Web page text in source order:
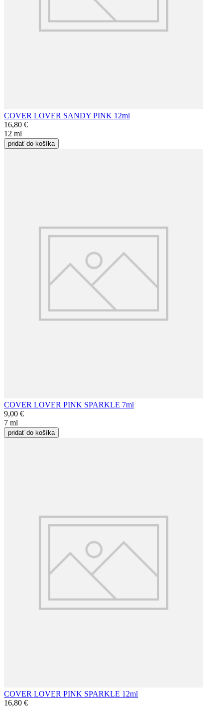
COVER LOVER SANDY PINK 12ml
16,80 €
12 ml
pridať do košíka
COVER LOVER PINK SPARKLE 7ml
9,00 €
7 ml
pridať do košíka
COVER LOVER PINK SPARKLE 12ml
16,80 €